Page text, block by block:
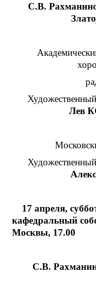
С.В.
Лев
17 апреля,
кафедральный
Москвы, 17.00
С.В.